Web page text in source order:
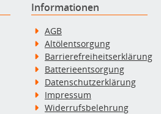
Informationen
AGB
Altölentsorgung
Barrierefreiheitserklärung
Batterieentsorgung
Datenschutzerklärung
Impressum
Widerrufsbelehrung